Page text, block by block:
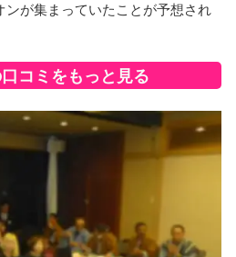
ンが集まっていたことが予想され
コミをもっと見る